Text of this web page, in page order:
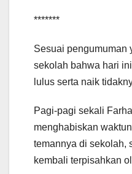
*******
Sesuai pengumuman
sekolah bahwa hari
lulus serta naik
Pagi-pagi sekali
menghabiskan
temannya di sekolah,
kembali terpisahkan